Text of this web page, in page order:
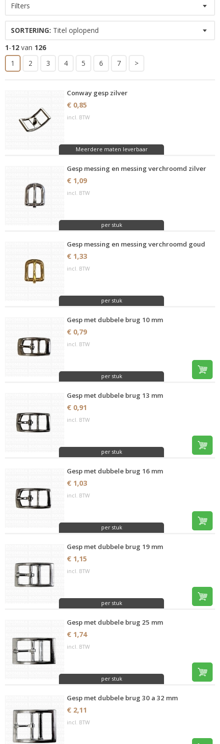
Filters
SORTERING: Titel oplopend
1-12 van 126
1
2 3 4 5 6 7 >
Conway gesp zilver
€ 0,85
incl. BTW
Meerdere maten leverbaar
Gesp messing en messing verchroomd zilver
€ 1,09
incl. BTW
per stuk
Gesp messing en messing verchroomd goud
€ 1,33
incl. BTW
per stuk
Gesp met dubbele brug 10 mm
€ 0,79
incl. BTW
per stuk
Gesp met dubbele brug 13 mm
€ 0,91
incl. BTW
per stuk
Gesp met dubbele brug 16 mm
€ 1,03
incl. BTW
per stuk
Gesp met dubbele brug 19 mm
€ 1,15
incl. BTW
per stuk
Gesp met dubbele brug 25 mm
€ 1,74
incl. BTW
per stuk
Gesp met dubbele brug 30 a 32 mm
€ 2,11
incl. BTW